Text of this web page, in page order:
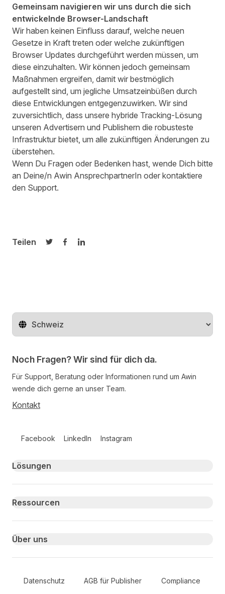
Gemeinsam navigieren wir uns durch die sich
entwickelnde Browser-Landschaft
Wir haben keinen Einfluss darauf, welche neuen
Gesetze in Kraft treten oder welche zukünftigen
Browser Updates durchgeführt werden müssen, um
diese einzuhalten. Wir können jedoch gemeinsam
Maßnahmen ergreifen, damit wir bestmöglich
aufgestellt sind, um jegliche Umsatzeinbüßen durch
diese Entwicklungen entgegenzuwirken. Wir sind
zuversichtlich, dass unsere hybride Tracking-Lösung
unseren Advertisern und Publishern die robusteste
Infrastruktur bietet, um alle zukünftigen Änderungen zu
überstehen.
Wenn Du Fragen oder Bedenken hast, wende Dich bitte
an Deine/n Awin AnsprechpartnerIn oder kontaktiere
den Support.
Teilen
Auf Twitter teilen
Auf Facebook teilen
Auf LinkedIn teilen
Region ändern
Noch Fragen? Wir sind für dich da.
Für Support, Beratung oder Informationen rund um Awin
wende dich gerne an unser Team.
Kontakt
Facebook LinkedIn Instagram
Primary footer navigation
Lösungen
Ressourcen
Über uns
Secondary Footer Navigation
Datenschutz AGB für Publisher Compliance